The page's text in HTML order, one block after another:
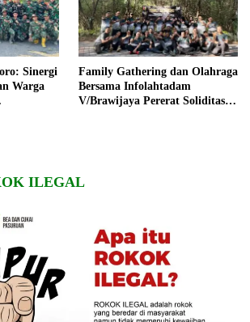
Sinergi
Warga
Family Gathering dan Olahraga
Bersama Infolahtadam
V/Brawijaya Pererat Soliditas
ILEGAL